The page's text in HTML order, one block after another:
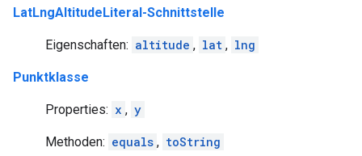
LatLngAltitudeLiteral-Schnittstelle
Eigenschaften: altitude , lat , lng
Punktklasse
Properties: x , y
Methoden: equals , toString